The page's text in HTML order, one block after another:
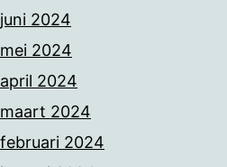
juni 2024
mei 2024
april 2024
maart 2024
februari 2024